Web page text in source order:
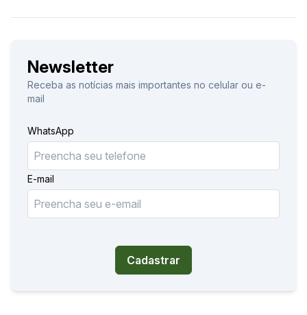
Newsletter
Receba as notícias mais importantes no celular ou e-
mail
WhatsApp
E-mail
Cadastrar